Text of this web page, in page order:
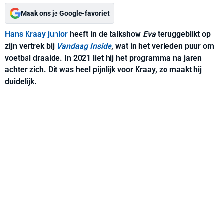
Maak ons je Google-favoriet
Hans Kraay junior heeft in de talkshow Evateruggeblikt op
zijn vertrek bij Vandaag Inside, wat in het verleden puur om
voetbal draaide. In 2021 liet hij het programma na jaren
achter zich. Dit was heel pijnlijk voor Kraay, zo maakt hij
duidelijk.